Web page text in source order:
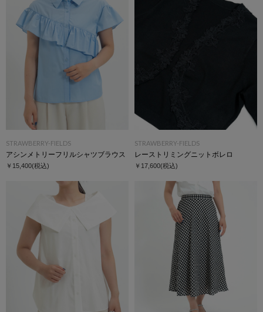
STRAWBERRY-FIELDS
アシンメトリーフリルシャツブラウス
￥15,400(税込)
STRAWBERRY-FIELDS
レーストリミングニットボレロ
￥17,600(税込)